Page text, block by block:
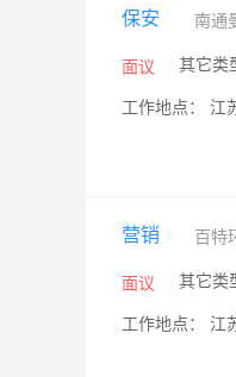
保安 南通
面议 其它类
工作地点： 江
营销 百特
面议 其它类
工作地点： 江